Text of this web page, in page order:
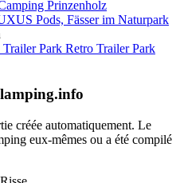
Pods, Fässer im Naturpark
Retro Trailer Park
créée automatiquement. Le
eux-mêmes ou a été compilé